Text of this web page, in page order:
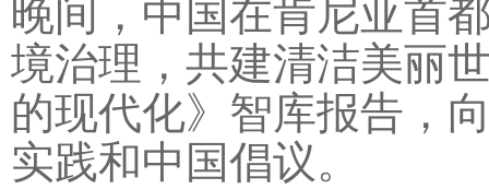
晚间，中国在肯尼亚首
境治理，共建清洁美丽
的现代化》智库报告，
实践和中国倡议。